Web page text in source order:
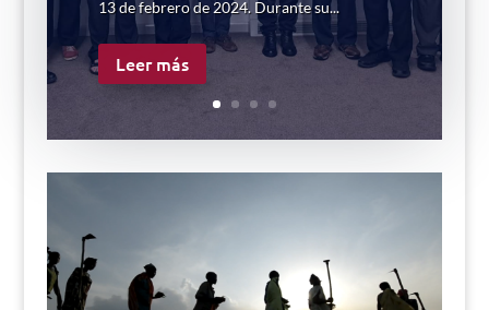
13 de febrero de 2024. Durante su...
Leer más